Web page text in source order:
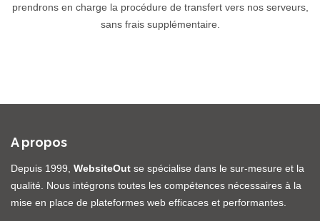
prendrons en charge la procédure de transfert vers nos serveurs,
sans frais supplémentaire.
A propos
Depuis 1999, WebsiteOut se spécialise dans le sur-mesure et la
qualité. Nous intégrons toutes les compétences nécessaires à la
mise en place de plateformes web efficaces et performantes.